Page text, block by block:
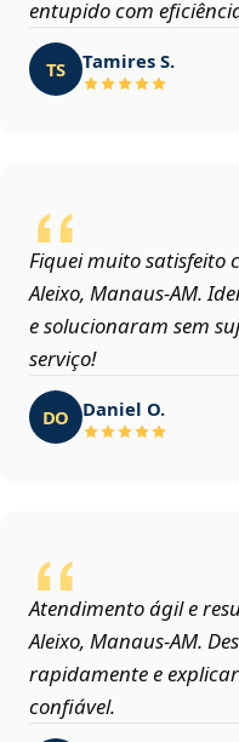
entupido com
TS Tamires S.
Fiquei muito satisfeito
Aleixo, Manaus‑AM.
e solucionaram sem
serviço!
DO Daniel O.
Atendimento ágil e
Aleixo, Manaus‑AM.
rapidamente e
confiável.